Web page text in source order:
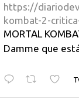
https://
kombat-2-
MORTAL
Damme que